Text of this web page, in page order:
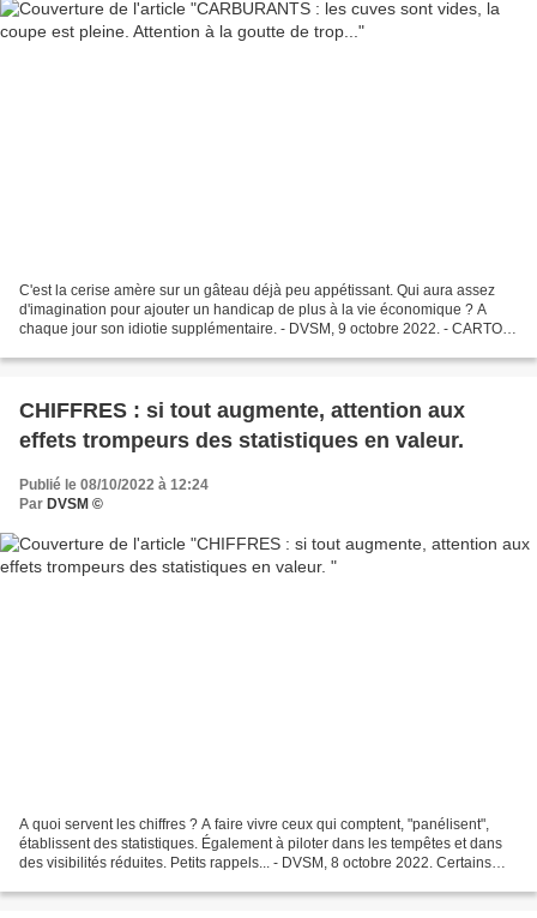
C'est la cerise amère sur un gâteau déjà peu appétissant. Qui aura assez
d'imagination pour ajouter un handicap de plus à la vie économique ? A
chaque jour son idiotie supplémentaire. - DVSM, 9 octobre 2022. - CARTON
CHIFFRES : si tout augmente, attention aux
effets trompeurs des statistiques en valeur.
Publié le 08/10/2022 à 12:24
Par DVSM ©
A quoi servent les chiffres ? A faire vivre ceux qui comptent, "panélisent",
établissent des statistiques. Également à piloter dans les tempêtes et dans
des visibilités réduites. Petits rappels... - DVSM, 8 octobre 2022. Certains